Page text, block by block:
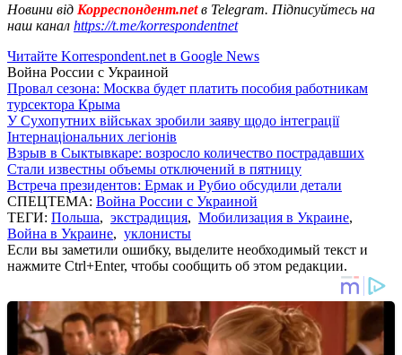
Новини від Корреспондент.netв Telegram. Підписуйтесь на
наш канал https://t.me/korrespondentnet
Читайте Korrespondent.net в Google News
Война России с Украиной
Провал сезона: Москва будет платить пособия работникам
турсектора Крыма
У Сухопутних військах зробили заяву щодо інтеграції
Інтернаціональних легіонів
Взрыв в Сыктывкаре: возросло количество пострадавших
Стали известны объемы отключений в пятницу
Встреча президентов: Ермак и Рубио обсудили детали
СПЕЦТЕМА: Война России с Украиной
ТЕГИ: Польша, экстрадиция, Мобилизация в Украине,
Война в Украине, уклонисты
Если вы заметили ошибку, выделите необходимый текст и
нажмите Ctrl+Enter, чтобы сообщить об этом редакции.